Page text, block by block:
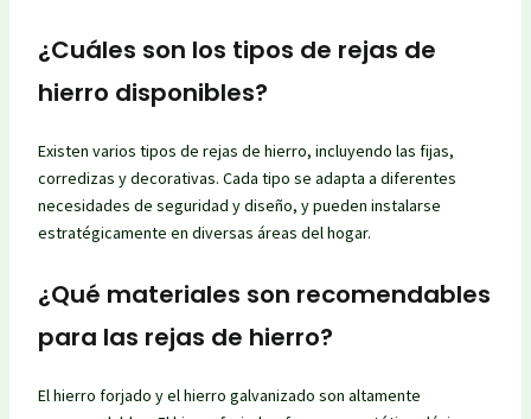
¿Cuáles son los tipos de rejas de
hierro disponibles?
Existen varios tipos de rejas de hierro, incluyendo las fijas,
corredizas y decorativas. Cada tipo se adapta a diferentes
necesidades de seguridad y diseño, y pueden instalarse
estratégicamente en diversas áreas del hogar.
¿Qué materiales son recomendables
para las rejas de hierro?
El hierro forjado y el hierro galvanizado son altamente